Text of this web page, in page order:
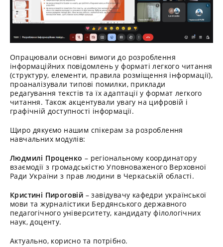
Опрацювали основні вимоги до розроблення
інформаційних повідомлень у форматі легкого читання
(структуру, елементи, правила розміщення інформації),
проаналізували типові помилки, приклади
редагування текстів та їх адаптації у формат легкого
читання. Також акцентували увагу на цифровій і
графічній доступності інформації.
Щиро дякуємо нашим спікерам за розроблення
навчальних модулів:
Людмилі Проценко – регіональному координатору
взаємодії з громадськістю Уповноваженого Верховної
Ради України з прав людини в Черкаській області.
Кристині Пироговій – завідувачу кафедри української
мови та журналістики Бердянського державного
педагогічного університету, кандидату філологічних
наук, доценту.
Актуально, корисно та потрібно.